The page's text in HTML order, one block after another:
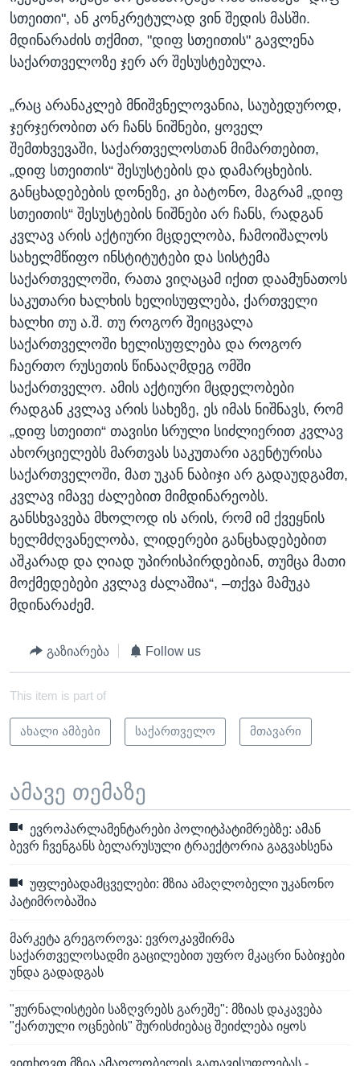
1080p
სთეითი", ან კონკრეტულად ვინ შედის მასში.
მდინარაძის თქმით, "დიფ სთეითის" გავლენა
საქართველოზე ჯერ არ შესუსტებულა.
„რაც არანაკლებ მნიშვნელოვანია, საუბედუროდ,
ჯერჯერობით არ ჩანს ნიშნები, ყოველ
შემთხვევაში, საქართველოსთან მიმართებით,
„დიფ სთეითის“ შესუსტების და დამარცხების.
განცხადებების დონეზე, კი ბატონო, მაგრამ „დიფ
სთეითის“ შესუსტების ნიშნები არ ჩანს, რადგან
კვლავ არის აქტიური მცდელობა, ჩამოიშალოს
სახელმწიფო ინსტიტუტები და სისტემა
საქართველოში, რათა ვიღაცამ იქით დაამუნათოს
საკუთარი ხალხის ხელისუფლება, ქართველი
ხალხი თუ ა.შ. თუ როგორ შეიცვალა
საქართველოში ხელისუფლება და როგორ
ჩაერთო რუსეთის წინააღმდეგ ომში
საქართველო. ამის აქტიური მცდელობები
რადგან კვლავ არის სახეზე, ეს იმას ნიშნავს, რომ
„დიფ სთეითი“ თავისი სრული სიძლიერით კვლავ
ახორციელებს მართვას საკუთარი აგენტურისა
საქართველოში, მათ უკან ნაბიჯი არ გადაუდგამთ,
კვლავ იმავე ძალებით მიმდინარეობს.
განსხვავება მხოლოდ ის არის, რომ იმ ქვეყნის
ხელმძღვანელობა, ლიდერები განცხადებებით
აშკარად და ღიად უპირისპირდებიან, თუმცა მათი
მოქმედებები კვლავ ძალაშია“, –თქვა მამუკა
მდინარაძემ.
გაზიარება Follow us
This item is part of
ახალი ამბები საქართველო მთავარი
ამავე თემაზე
ევროპარლამენტარები პოლიტპატიმრებზე: ამან
ბევრ ჩვენგანს ბელარუსული ტრაექტორია გაგვახსენა
უფლებადამცველები: მზია ამაღლობელი უკანონო
პატიმრობაშია
მარკეტა გრეგოროვა: ევროკავშირმა
საქართველოსადმი გაცილებით უფრო მკაცრი ნაბიჯები
უნდა გადადგას
"ჟურნალისტები საზღვრებს გარეშე": მზიას დაკავება
"ქართული ოცნების" შურისძიებაც შეიძლება იყოს
ვითხოვთ მზია ამაღლობელის გათავისუფლებას -